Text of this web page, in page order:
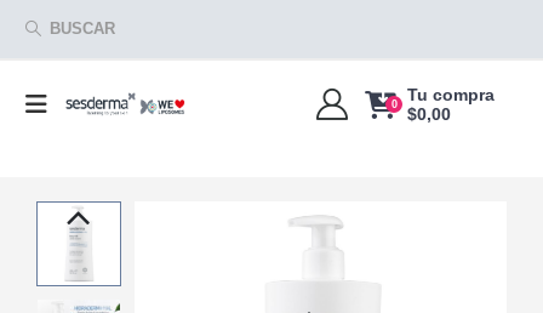
BUSCAR
0
Tu compra
$0,00